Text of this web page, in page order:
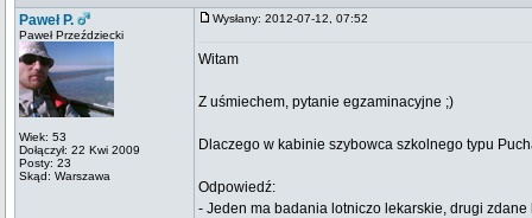
Paweł P.
Paweł Przeździecki
Wiek: 53
Dołączył: 22 Kwi 2009
Posty: 23
Skąd: Warszawa
Wysłany: 2012-07-12, 07:52
Witam
Z uśmiechem, pytanie egzaminacyjne ;)
Dlaczego w kabinie szybowca szkolnego typu
Odpowiedź:
- Jeden ma badania lotniczo lekarskie, drugi zdane